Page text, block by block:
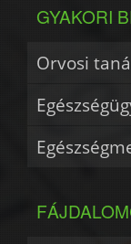
GYAKORI
Orvosi